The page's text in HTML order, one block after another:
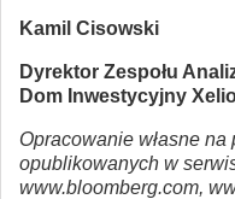
Kamil Cisowski
Dyrektor Zespołu
Dom Inwestycyjny
Opracowanie własne
opublikowanych w
www.bloomberg.com,